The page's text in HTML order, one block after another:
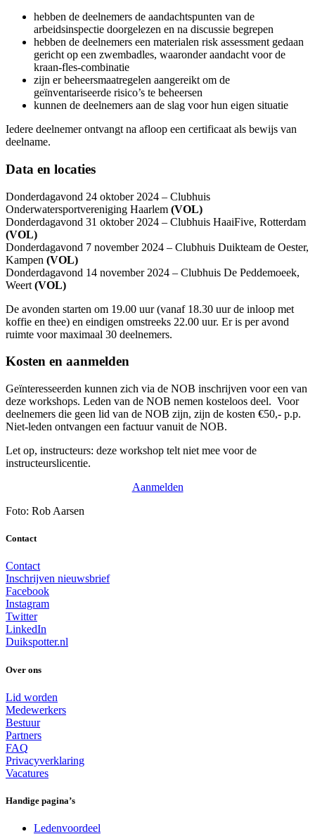
hebben de deelnemers de aandachtspunten van de
arbeidsinspectie doorgelezen en na discussie begrepen
hebben de deelnemers een materialen risk assessment gedaan
gericht op een zwembadles, waaronder aandacht voor de
kraan-fles-combinatie
zijn er beheersmaatregelen aangereikt om de
geïnventariseerde risico’s te beheersen
kunnen de deelnemers aan de slag voor hun eigen situatie
Iedere deelnemer ontvangt na afloop een certificaat als bewijs van
deelname.
Data en locaties
Donderdagavond 24 oktober 2024 – Clubhuis
Onderwatersportvereniging Haarlem (VOL)
Donderdagavond 31 oktober 2024 – Clubhuis HaaiFive, Rotterdam
(VOL)
Donderdagavond 7 november 2024 – Clubhuis Duikteam de Oester,
Kampen (VOL)
Donderdagavond 14 november 2024 – Clubhuis De Peddemoeek,
Weert (VOL)
De avonden starten om 19.00 uur (vanaf 18.30 uur de inloop met
koffie en thee) en eindigen omstreeks 22.00 uur. Er is per avond
ruimte voor maximaal 30 deelnemers.
Kosten en aanmelden
Geïnteresseerden kunnen zich via de NOB inschrijven voor een van
deze workshops. Leden van de NOB nemen kosteloos deel. Voor
deelnemers die geen lid van de NOB zijn, zijn de kosten €50,- p.p.
Niet-leden ontvangen een factuur vanuit de NOB.
Let op, instructeurs: deze workshop telt niet mee voor de
instructeurslicentie.
Aanmelden
Foto: Rob Aarsen
Contact
Contact
Inschrijven nieuwsbrief
Facebook
Instagram
Twitter
LinkedIn
Duikspotter.nl
Over ons
Lid worden
Medewerkers
Bestuur
Partners
FAQ
Privacyverklaring
Vacatures
Handige pagina’s
Ledenvoordeel